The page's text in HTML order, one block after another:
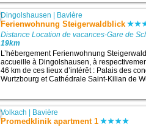
Dingolshausen Bavière
Ferienwohnung Steigerwaldblick
Distance Location de vacances-Gare de
19km
L’hébergement Ferienwohnung
accueille à Dingolshausen, à
46 km de ces lieux d’intérêt : Palais des
Wurtzbourg et Cathédrale Saint-Kilian de
Volkach Bavière
Promedklinik apartment 1